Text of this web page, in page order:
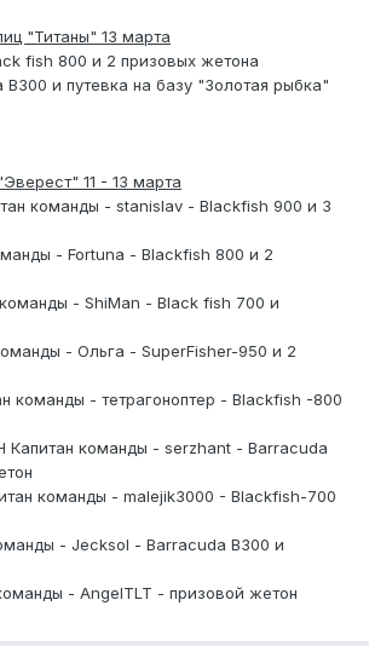
"Титаны" 13 марта
fish 800 и 2 призовых жетона
и путевка на базу "Золотая рыбка"
11 - 13 марта
команды - stanislav - Blackfish 900 и 3
- Fortuna - Blackfish 800 и 2
- ShiMan - Black fish 700 и
- Ольга - SuperFisher-950 и 2
команды - тетрагоноптер - Blackfish -800
команды - serzhant - Barracuda
команды - malejik3000 - Blackfish-700
- Jecksol - Barracuda B300 и
- AngelTLT - призовой жетон